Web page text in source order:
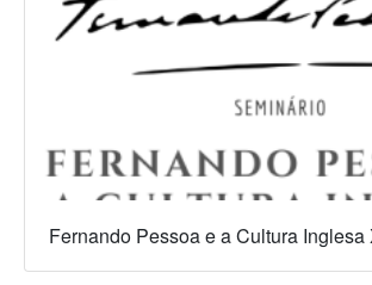
Fernando Pessoa e a Cultura Inglesa